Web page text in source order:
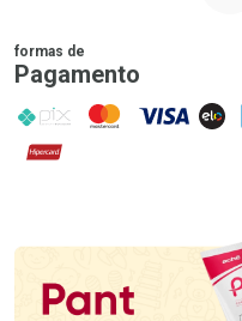
formas de
Pagamento
PIX MasterCard
VISA ELO
Hipercard
Promoção em